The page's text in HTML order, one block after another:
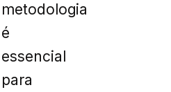
metodologia
é
essencial
para